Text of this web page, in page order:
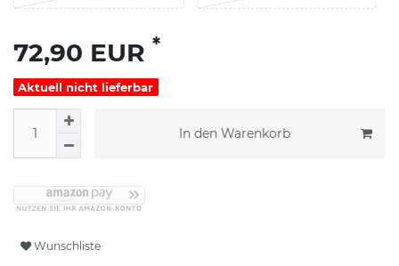
72,90 EUR *
Aktuell nicht lieferbar
In den Warenkorb
Wunschliste